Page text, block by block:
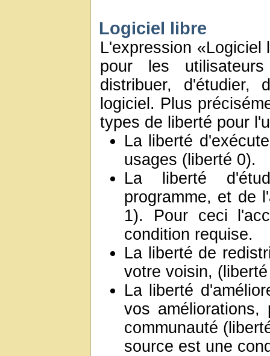
Logiciel libre
L'expression
pour les
distribuer, d'étudier,
logiciel. Plus
types de liberté pour
La liberté
usages (liberté 0).
La liberté
programme, et de
1). Pour ceci
condition requise.
La liberté de
votre voisin,
La liberté
vos
communauté
source est une